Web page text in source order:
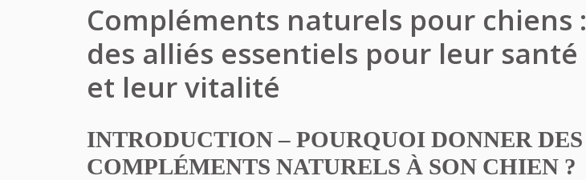
Compléments naturels pour chiens :
des alliés essentiels pour leur santé
et leur vitalité
INTRODUCTION – POURQUOI DONNER DES
COMPLÉMENTS NATURELS À SON CHIEN ?